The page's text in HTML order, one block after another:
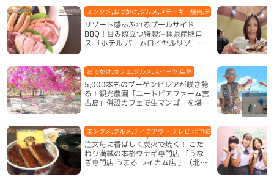
リゾート感あふれるプールサイド
BBQ！甘み際立つ特製沖縄県産豚ロー
ス 「ホテル パームロイヤルリゾート
エンタメ,おでかけ,グルメ,ステーキ・焼肉,テレビ,ホテル,地域,本島
5,000本ものブーゲンビレアが咲き誇
る！観光農園「ユートピアファーム宮
古島」併設カフェで生マンゴーを堪能
おでかけ,カフェ,グルメ,スイーツ,自然
注文毎に香ばしく炭火で焼く！ こだ
わり満載の本格ウナギ専門店 「うな
ぎ専門店 うまる ライカム店 」（北中
エンタメ,グルメ,テイクアウト,テレビ,北中城村,和食・日本料理,地